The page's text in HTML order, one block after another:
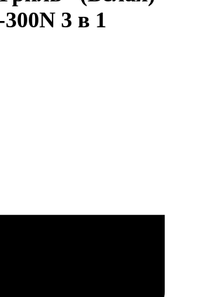
3 в 1